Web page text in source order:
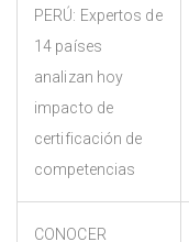
PERÚ: Expertos de
14 países
analizan hoy
impacto de
certificación de
competencias
CONOCER